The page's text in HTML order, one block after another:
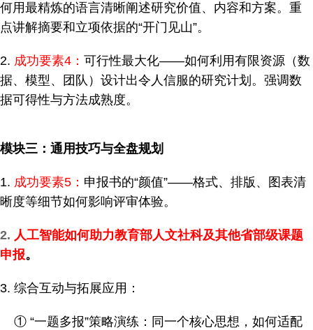
何用最精炼的语言清晰阐述研究价值、内容和方案。重
点讲解摘要和立项依据的“开门见山”。
2. 成功要素4： 可行性最大化——如何利用有限资源（数
据、模型、团队）设计出令人信服的研究计划。强调数
据可得性与方法成熟度。
模块三：通用技巧与全盘规划
1. 成功要素5： 申报书的“颜值”——格式、排版、图表清
晰度等细节如何影响评审体验。
2. 人工智能如何助力教育部人文社科及其他省部级课题
申报。
3. 综合互动与拓展应用：
① “一题多报”策略演练：同一个核心思想，如何适配